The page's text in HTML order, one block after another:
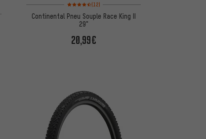
Note moyenne : 4,5 sur 5 d'après 12 avis
(12)
Continental Pneu Souple Race King II
29"
20,99€